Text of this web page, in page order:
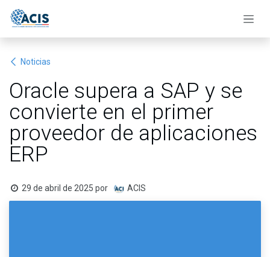
Noticias
Oracle supera a SAP y se
convierte en el primer
proveedor de aplicaciones
ERP
29 de abril de 2025 por ACIS